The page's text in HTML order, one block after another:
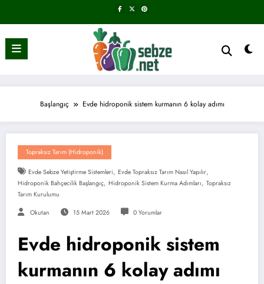
Başlangıç Evde hidroponik sistem kurmanın 6 kolay adımı
Topraksız Tarım (Hidroponik)
Evde Sebze Yetiştirme Sistemleri, Evde Topraksız Tarım Nasıl Yapılır,
Hidroponik Bahçecilik Başlangıç, Hidroponik Sistem Kurma Adımları, Topraksız
Tarım Kurulumu
Okutan 15 Mart 2026 0 Yorumlar
Evde hidroponik sistem
kurmanın 6 kolay adımı